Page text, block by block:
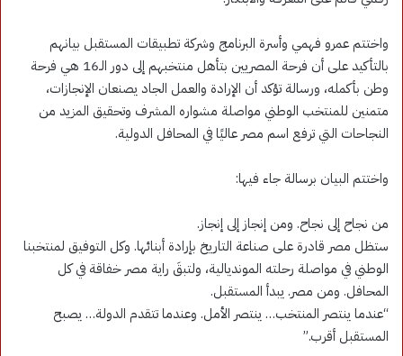
واختتم عمرو فهمي وأسرة البرنامج وشركة تطبيقات المستقبل بيانهم
بالتأكيد على أن فرحة المصريين بتأهل منتخبهم إلى دور الـ16 هي فرحة
وطن بأكمله، ورسالة تؤكد أن الإرادة والعمل الجاد يصنعان الإنجازات،
متمنين للمنتخب الوطني مواصلة مشواره المشرف وتحقيق المزيد من
النجاحات التي ترفع اسم مصر عاليًا في المحافل الدولية.
واختتم البيان برسالة جاء فيها:
من نجاح إلى نجاح. ومن إنجاز إلى إنجاز.
ستظل مصر قادرة على صناعة التاريخ بإرادة أبنائها. وكل التوفيق لمنتخبنا
الوطني في مواصلة رحلته المونديالية، ولتبقَ راية مصر خفاقة في كل
المحافل. ومن مصر. يبدأ المستقبل.
“عندما ينتصر المنتخب… ينتصر الأمل. وعندما تتقدم الدولة… يصبح
المستقبل أقرب.”